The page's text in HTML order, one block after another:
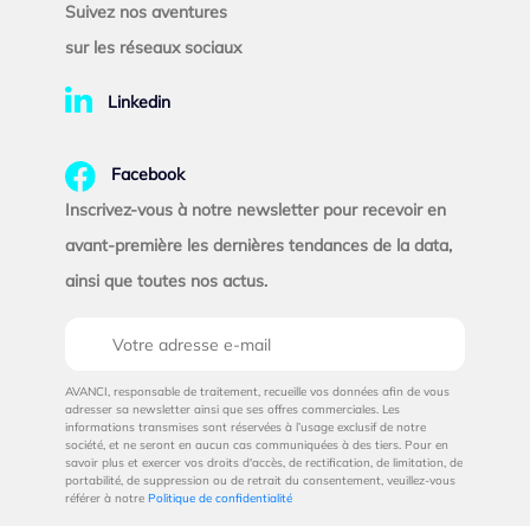
Suivez nos aventures
sur les réseaux sociaux
Linkedin
Facebook
Inscrivez-vous à notre newsletter pour recevoir en
avant-première les dernières tendances de la data,
ainsi que toutes nos actus.
AVANCI, responsable de traitement, recueille vos données afin de vous
adresser sa newsletter ainsi que ses offres commerciales. Les
informations transmises sont réservées à l’usage exclusif de notre
société, et ne seront en aucun cas communiquées à des tiers. Pour en
savoir plus et exercer vos droits d'accès, de rectification, de limitation, de
portabilité, de suppression ou de retrait du consentement, veuillez-vous
référer à notre Politique de confidentialité